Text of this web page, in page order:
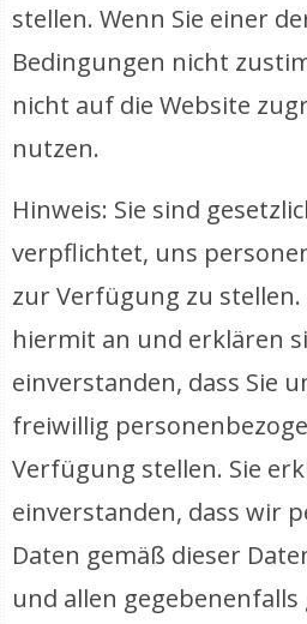
stellen. Wenn Sie einer
Bedingungen nicht
nicht auf die Website
nutzen.
Hinweis: Sie sind
verpflichtet, uns
zur Verfügung zu stellen.
hiermit an und erklären
einverstanden, dass Sie
freiwillig
Verfügung stellen. Sie
einverstanden, dass wir
Daten gemäß dieser
und allen gegebenenfalls